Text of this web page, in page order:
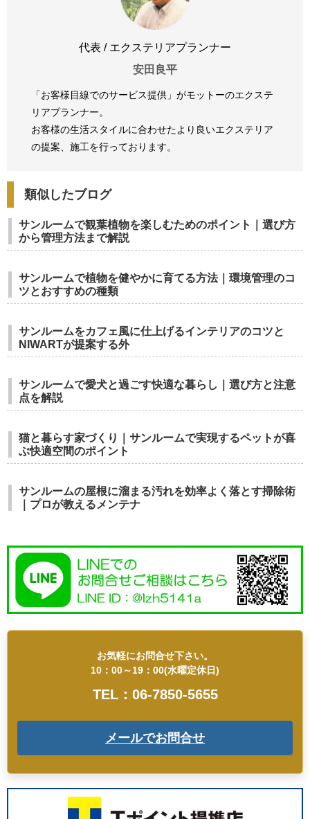
代表 / エクステリアプランナー
安田良平
「お客様目線でのサービス提供」がモットーのエクステ
リアプランナー。
お客様の生活スタイルに合わせたより良いエクステリア
の提案、 施工を行っております。
類似したブログ
サンルームで観葉植物を楽しむためのポイント｜選び方
から管理方法まで解説
サンルームで植物を健やかに育てる方法｜環境管理のコ
ツとおすすめの種類
サンルームをカフェ風に仕上げるインテリアのコツと
NIWARTが提案する外
サンルームで愛犬と過ごす快適な暮らし｜選び方と注意
点を解説
猫と暮らす家づくり｜サンルームで実現するペットが喜
ぶ快適空間のポイント
サンルームの屋根に溜まる汚れを効率よく落とす掃除術
｜プロが教えるメンテナ
お気軽にお問合せ下さい。
10：00～19：00(水曜定休日)
TEL：06-7850-5655
メールでお問合せ